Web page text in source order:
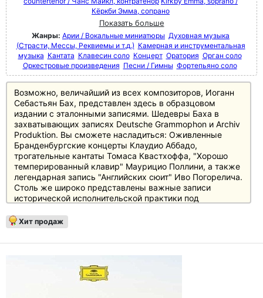
Кёркби Эмма, сопрано
Показать больше
Жанры: Арии / Вокальные миниатюры Духовная музыка
(Страсти, Мессы, Реквиемы и т.д.) Камерная и инструментальная
музыка Кантата Клавесин соло Концерт Оратория Орган соло
Оркестровые произведения Песни / Гимны Фортепьяно соло
Возможно, величайший из всех композиторов, Иоганн
Себастьян Бах, представлен здесь в образцовом
издании с эталонными записями. Шедевры Баха в
захватывающих записях Deutsche Grammophon и Archiv
Produktion. Вы сможете насладиться: Оживленные
Бранденбургские концерты Клаудио Аббадо,
трогательные кантаты Томаса Квастхоффа, "Хорошо
темперированный клавир" Маурицио Поллини, а также
легендарная запись "Английских сюит" Иво Погорелича.
Столь же широко представлены важные записи
исторической исполнительской практики под
и Тревора Пиннока.
Все без исключения области творчества Баха
Goebel), "Die Kunst der Fuge" (Pierre-Laurent Aimard), St
John Passion + Рождественская оратория (Джон Эллиот
Хит продаж